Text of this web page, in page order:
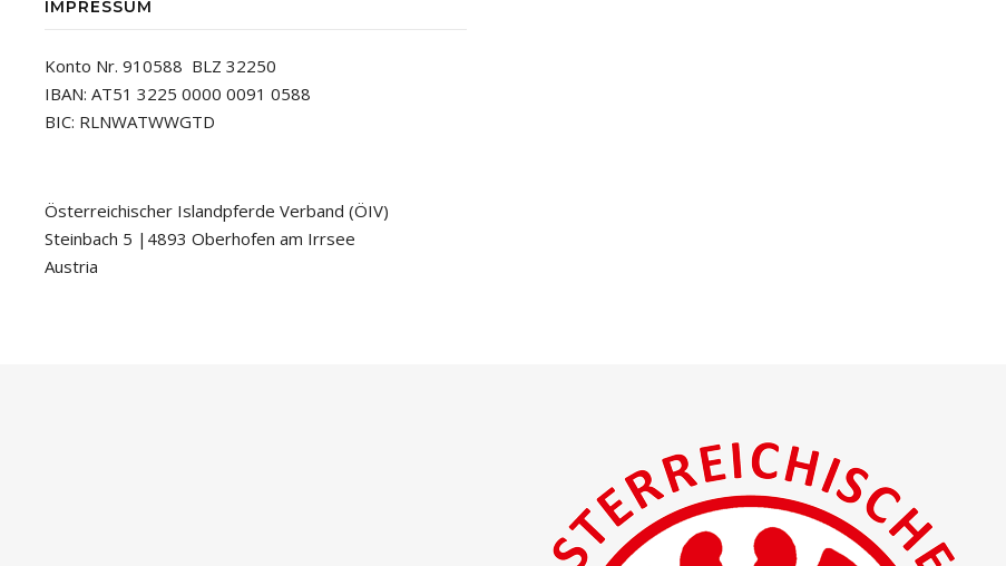
IMPRESSUM
Konto Nr. 910588 BLZ 32250
IBAN: AT51 3225 0000 0091 0588
BIC: RLNWATWWGTD
Österreichischer Islandpferde Verband (ÖIV)
Steinbach 5 |4893 Oberhofen am Irrsee
Austria